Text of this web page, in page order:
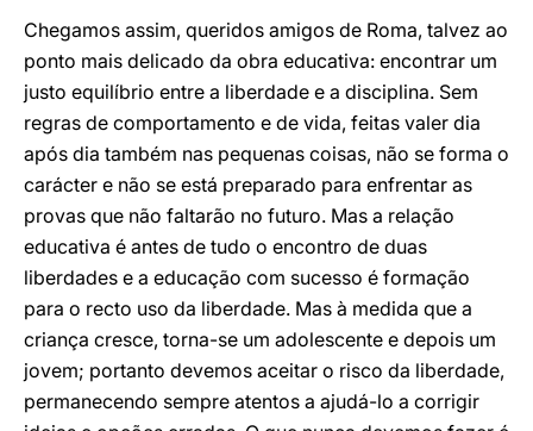
Chegamos assim, queridos amigos de Roma, talvez ao
ponto mais delicado da obra educativa: encontrar um
justo equilíbrio entre a liberdade e a disciplina. Sem
regras de comportamento e de vida, feitas valer dia
após dia também nas pequenas coisas, não se forma o
carácter e não se está preparado para enfrentar as
provas que não faltarão no futuro. Mas a relação
educativa é antes de tudo o encontro de duas
liberdades e a educação com sucesso é formação
para o recto uso da liberdade. Mas à medida que a
criança cresce, torna-se um adolescente e depois um
jovem; portanto devemos aceitar o risco da liberdade,
permanecendo sempre atentos a ajudá-lo a corrigir